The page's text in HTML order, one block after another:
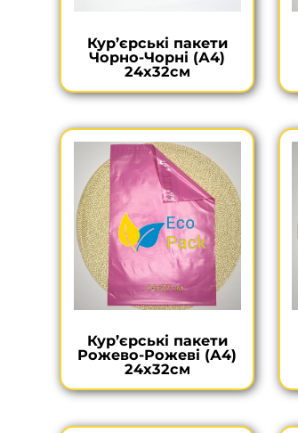
Кур’єрські пакети
Чорно-Чорні (А4)
24х32см
Кур’єрські пакети
Рожево-Рожеві (А4)
24х32см